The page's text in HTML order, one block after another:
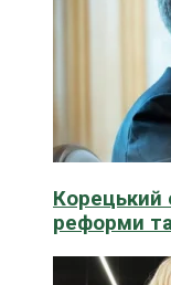
Корецький
реформи